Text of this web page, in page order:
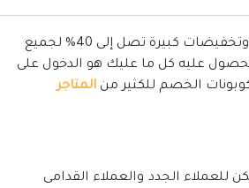
واستمتع بخصومات وتخفيضات كبيرة تصل إلى 40% لجميع
عليه كل ما عليك هو الدخول على
الخصم للكثير من المتاجر
للعملاء الجدد والعملاء القدامى